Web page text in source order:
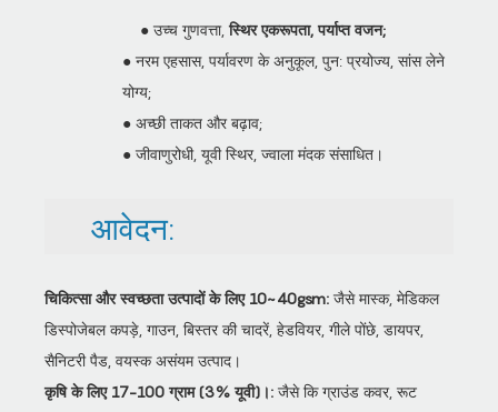
● उच्च गुणवत्ता,स्थिर एकरूपता, पर्याप्त वजन;
● नरम एहसास, पर्यावरण के अनुकूल, पुन: प्रयोज्य, सांस लेने
योग्य;
● अच्छी ताकत और बढ़ाव;
● जीवाणुरोधी, यूवी स्थिर, ज्वाला मंदक संसाधित।
आवेदन:
चिकित्सा और स्वच्छता उत्पादों के लिए 10~40gsm: जैसे मास्क, मेडिकल
डिस्पोजेबल कपड़े, गाउन, बिस्तर की चादरें, हेडवियर, गीले पोंछे, डायपर,
सैनिटरी पैड, वयस्क असंयम उत्पाद।
कृषि के लिए 17-100 ग्राम (3% यूवी)।: जैसे कि ग्राउंड कवर, रूट